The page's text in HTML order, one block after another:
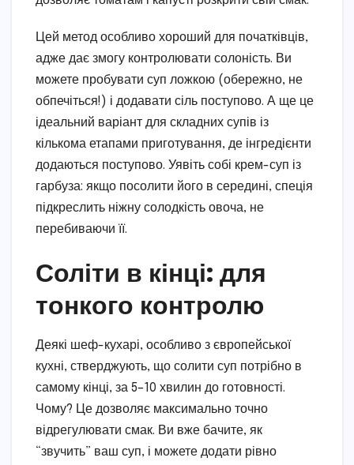
Цей метод особливо хороший для початківців,
адже дає змогу контролювати солоність. Ви
можете пробувати суп ложкою (обережно, не
обпечіться!) і додавати сіль поступово. А ще це
ідеальний варіант для складних супів із
кількома етапами приготування, де інгредієнти
додаються поступово. Уявіть собі крем-суп із
гарбуза: якщо посолити його в середині, спеція
підкреслить ніжну солодкість овоча, не
перебиваючи її.
Соліти в кінці: для
тонкого контролю
Деякі шеф-кухарі, особливо з європейської
кухні, стверджують, що солити суп потрібно в
самому кінці, за 5–10 хвилин до готовності.
Чому? Це дозволяє максимально точно
відрегулювати смак. Ви вже бачите, як
“звучить” ваш суп, і можете додати рівно